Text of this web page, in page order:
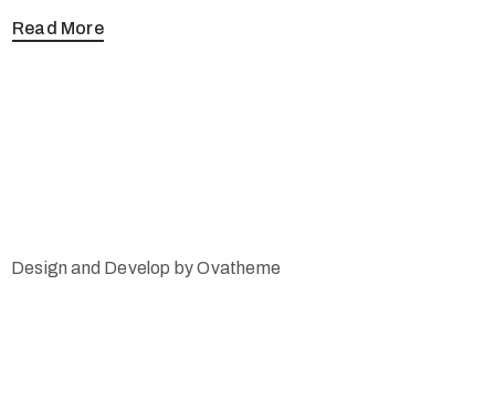
Read More
Design and Develop by Ovatheme